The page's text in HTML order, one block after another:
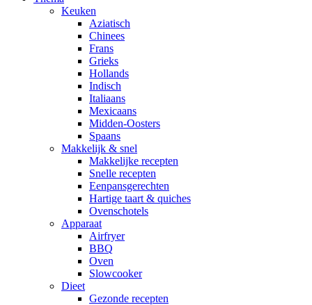
Keuken
Aziatisch
Chinees
Frans
Grieks
Hollands
Indisch
Italiaans
Mexicaans
Midden-Oosters
Spaans
Makkelijk & snel
Makkelijke recepten
Snelle recepten
Eenpansgerechten
Hartige taart & quiches
Ovenschotels
Apparaat
Airfryer
BBQ
Oven
Slowcooker
Dieet
Gezonde recepten